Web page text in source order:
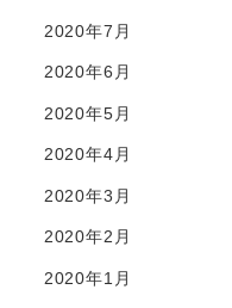
2020年7月
2020年6月
2020年5月
2020年4月
2020年3月
2020年2月
2020年1月